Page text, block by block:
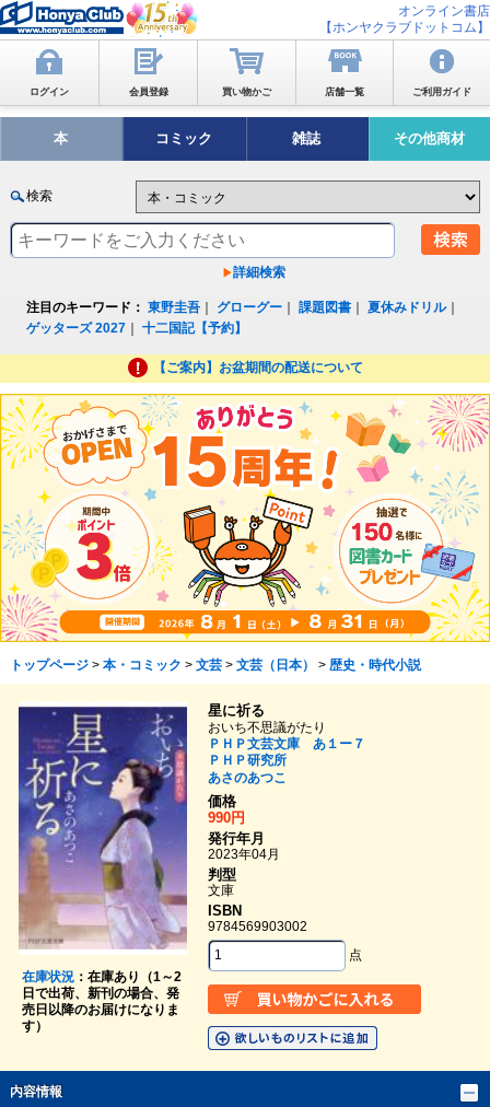
オンライン書店
【ホンヤクラブドットコム】
ログイン 会員登録 買い物かご 店舗一覧 ご利用ガイド
本 コミック 雑誌 その他商材
検索
詳細検索
注目のキーワード： 東野圭吾 グローグー ｜課題図書 ｜夏休みドリル｜
ゲッターズ 2027 ｜十二国記【予約】
【ご案内】お盆期間の配送について
トップページ> 本・コミック > 文芸> 文芸（日本） > 歴史・時代小説
在庫状況：在庫あり（1～2
日で出荷、新刊の場合、発
売日以降のお届けになりま
す）
星に祈る
おいち不思議がたり
ＰＨＰ文芸文庫 あ１ー７
ＰＨＰ研究所
あさのあつこ
価格
990円
発行年月
2023年04月
判型
文庫
ISBN
9784569903002
点
内容情報